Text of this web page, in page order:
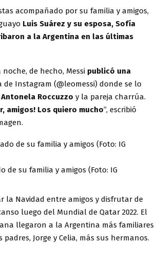
acompañado por su familia y amigos,
Luis Suárez y su esposa, Sofía
a la Argentina en las últimas
de hecho, Messi publicó una
de Instagram (@leomessi) donde se lo
Antonela Roccuzzo y la pareja charrúa.
amigos! Los quiero mucho”, escribió
de su familia y amigos (Foto: IG
la Navidad entre amigos y disfrutar de
luego del Mundial de Qatar 2022. El
llegaron a la Argentina más familiares
padres, Jorge y Celia, más sus hermanos.